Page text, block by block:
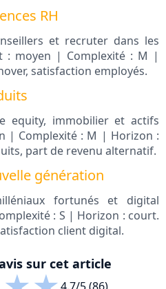
RH
et recruter dans les
: moyen | Complexité : M |
satisfaction employés.
equity, immobilier et actifs
| Complexité : M | Horizon :
part de revenu alternatif.
génération
fortunés et digital
: S | Horizon : court.
client digital.
sur cet article